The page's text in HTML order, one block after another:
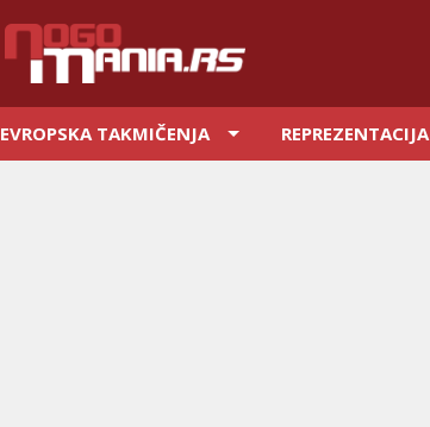
EVROPSKA TAKMIČENJA REPREZENTACIJA